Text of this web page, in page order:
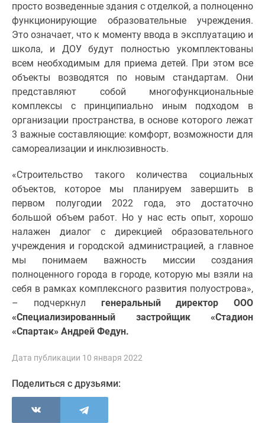
проекте
Машино-
Апартаменты
#траншевая
ипотека
#рассрочка
ИТ-
ипотека
Квартиры
скидками
Видео
360°
Субсидированная
Rutube
Поиск
просто возведенные здания с отделкой, а полноценно
функционирующие образовательные учреждения.
Это означает, что к моменту ввода в эксплуатацию и
школа, и ДОУ будут полностью укомплектованы
всем необходимым для приема детей. При этом все
объекты возводятся по новым стандартам. Они
представляют собой многофункциональные
комплексы с принципиально иным подходом в
организации пространства, в основе которого лежат
3 важные составляющие: комфорт, возможности для
самореализации и инклюзивность.
«Строительство такого количества социальных
объектов, которое мы планируем завершить в
первом полугодии 2022 года, это достаточно
большой объем работ. Но у нас есть опыт, хорошо
налажен диалог с дирекцией образовательного
учреждения и городской администрацией, а главное
мы понимаем важность миссии создания
полноценного города в городе, которую мы взяли на
себя в рамках комплексного развития полуострова»,
– подчеркнул генеральный директор ООО
«Специализированный застройщик «Стадион
«Спартак» Андрей Федун.
Дата публикации 10 января 2022
Поделиться с друзьями: